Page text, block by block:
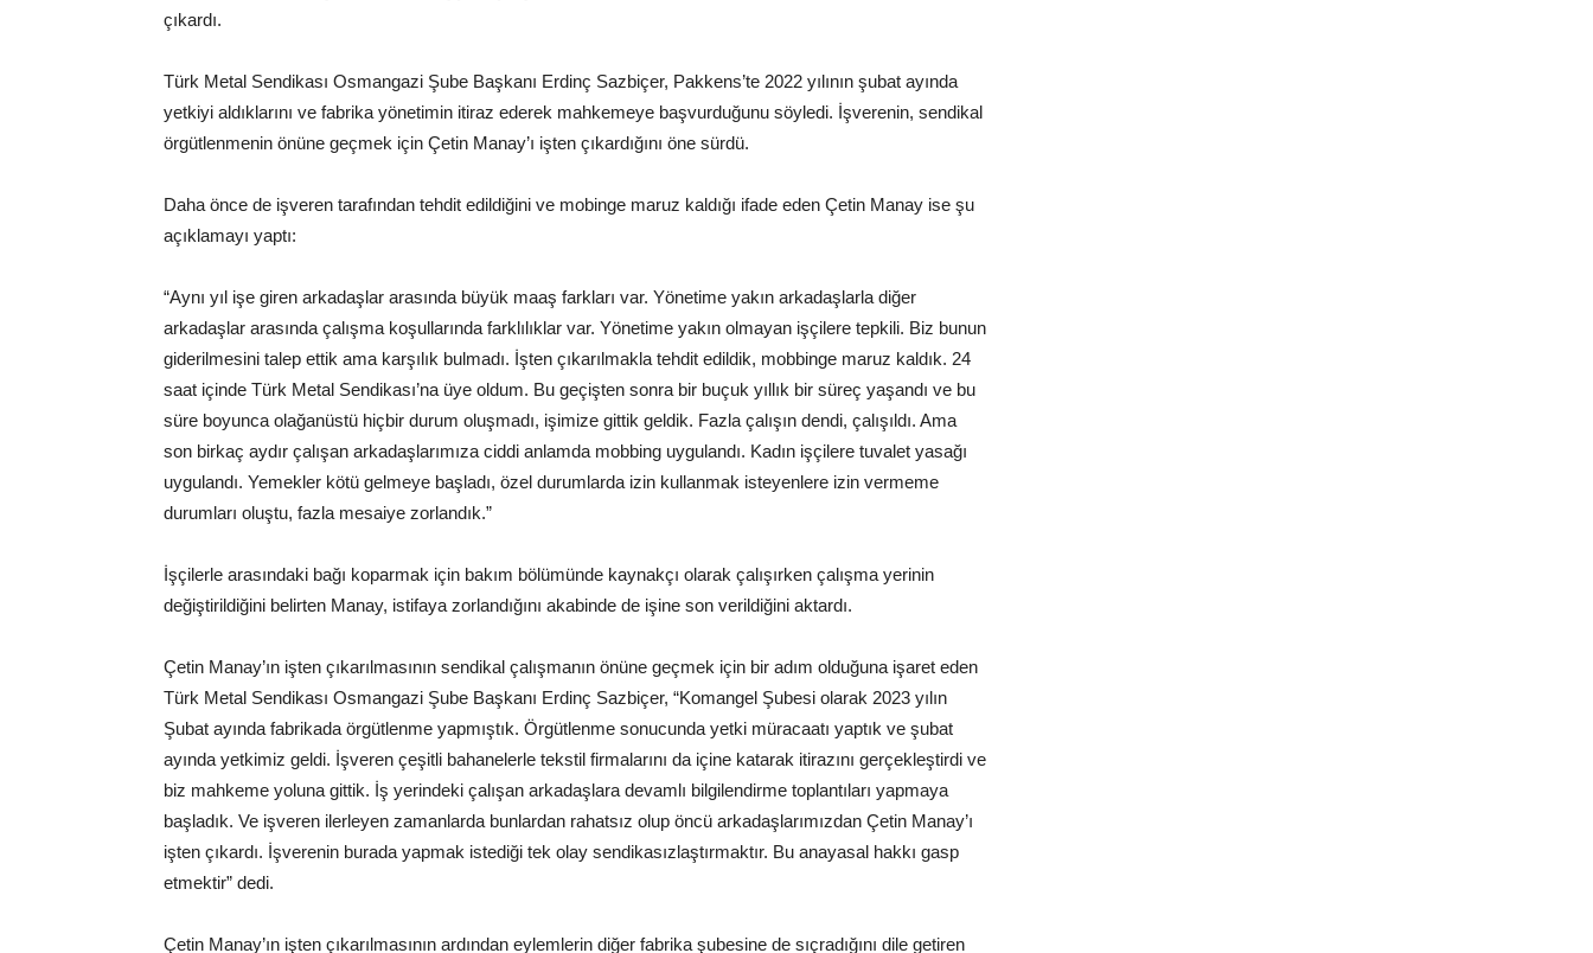
çıkardı.
Türk Metal Sendikası Osmangazi Şube Başkanı Erdinç Sazbiçer, Pakkens’te 2022 yılının şubat ayında
yetkiyi aldıklarını ve fabrika yönetimin itiraz ederek mahkemeye başvurduğunu söyledi. İşverenin, sendikal
örgütlenmenin önüne geçmek için Çetin Manay’ı işten çıkardığını öne sürdü.
Daha önce de işveren tarafından tehdit edildiğini ve mobinge maruz kaldığı ifade eden Çetin Manay ise şu
açıklamayı yaptı:
“Aynı yıl işe giren arkadaşlar arasında büyük maaş farkları var. Yönetime yakın arkadaşlarla diğer
arkadaşlar arasında çalışma koşullarında farklılıklar var. Yönetime yakın olmayan işçilere tepkili. Biz bunun
giderilmesini talep ettik ama karşılık bulmadı. İşten çıkarılmakla tehdit edildik, mobbinge maruz kaldık. 24
saat içinde Türk Metal Sendikası’na üye oldum. Bu geçişten sonra bir buçuk yıllık bir süreç yaşandı ve bu
süre boyunca olağanüstü hiçbir durum oluşmadı, işimize gittik geldik. Fazla çalışın dendi, çalışıldı. Ama
son birkaç aydır çalışan arkadaşlarımıza ciddi anlamda mobbing uygulandı. Kadın işçilere tuvalet yasağı
uygulandı. Yemekler kötü gelmeye başladı, özel durumlarda izin kullanmak isteyenlere izin vermeme
durumları oluştu, fazla mesaiye zorlandık.”
İşçilerle arasındaki bağı koparmak için bakım bölümünde kaynakçı olarak çalışırken çalışma yerinin
değiştirildiğini belirten Manay, istifaya zorlandığını akabinde de işine son verildiğini aktardı.
Çetin Manay’ın işten çıkarılmasının sendikal çalışmanın önüne geçmek için bir adım olduğuna işaret eden
Türk Metal Sendikası Osmangazi Şube Başkanı Erdinç Sazbiçer, “Komangel Şubesi olarak 2023 yılın
Şubat ayında fabrikada örgütlenme yapmıştık. Örgütlenme sonucunda yetki müracaatı yaptık ve şubat
ayında yetkimiz geldi. İşveren çeşitli bahanelerle tekstil firmalarını da içine katarak itirazını gerçekleştirdi ve
biz mahkeme yoluna gittik. İş yerindeki çalışan arkadaşlara devamlı bilgilendirme toplantıları yapmaya
başladık. Ve işveren ilerleyen zamanlarda bunlardan rahatsız olup öncü arkadaşlarımızdan Çetin Manay’ı
işten çıkardı. İşverenin burada yapmak istediği tek olay sendikasızlaştırmaktır. Bu anayasal hakkı gasp
etmektir” dedi.
Çetin Manay’ın işten çıkarılmasının ardından eylemlerin diğer fabrika şubesine de sıçradığını dile getiren